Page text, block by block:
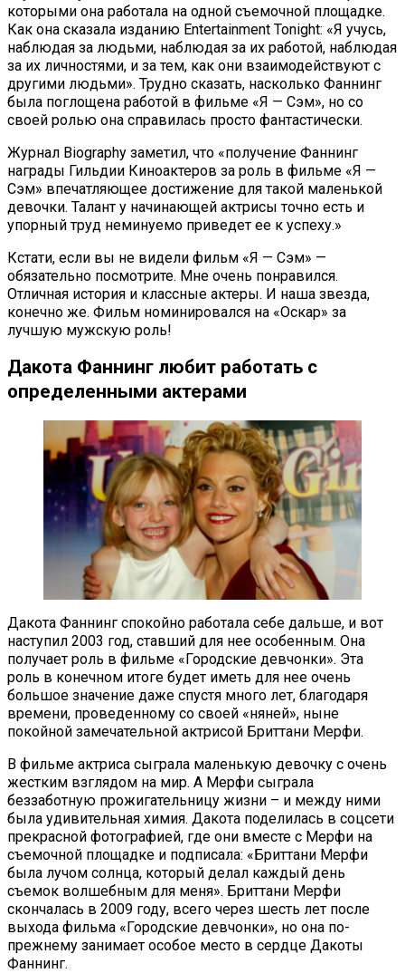
которыми она работала на одной съемочной площадке.
Как она сказала изданию Entertainment Tonight: «Я учусь,
наблюдая за людьми, наблюдая за их работой, наблюдая
за их личностями, и за тем, как они взаимодействуют с
другими людьми». Трудно сказать, насколько Фаннинг
была поглощена работой в фильме «Я — Сэм», но со
своей ролью она справилась просто фантастически.
Журнал Biography заметил, что «получение Фаннинг
награды Гильдии Киноактеров за роль в фильме «Я —
Сэм» впечатляющее достижение для такой маленькой
девочки. Талант у начинающей актрисы точно есть и
упорный труд неминуемо приведет ее к успеху.»
Кстати, если вы не видели фильм «Я — Сэм» —
обязательно посмотрите. Мне очень понравился.
Отличная история и классные актеры. И наша звезда,
конечно же. Фильм номинировался на «Оскар» за
лучшую мужскую роль!
Дакота Фаннинг любит работать с
определенными актерами
Дакота Фаннинг спокойно работала себе дальше, и вот
наступил 2003 год, ставший для нее особенным. Она
получает роль в фильме «Городские девчонки». Эта
роль в конечном итоге будет иметь для нее очень
большое значение даже спустя много лет, благодаря
времени, проведенному со своей «няней», ныне
покойной замечательной актрисой Бриттани Мерфи.
В фильме актриса сыграла маленькую девочку с очень
жестким взглядом на мир. А Мерфи сыграла
беззаботную прожигательницу жизни – и между ними
была удивительная химия. Дакота поделилась в соцсети
прекрасной фотографией, где они вместе с Мерфи на
съемочной площадке и подписала: «Бриттани Мерфи
была лучом солнца, который делал каждый день
съемок волшебным для меня». Бриттани Мерфи
скончалась в 2009 году, всего через шесть лет после
выхода фильма «Городские девчонки», но она по-
прежнему занимает особое место в сердце Дакоты
Фаннинг.